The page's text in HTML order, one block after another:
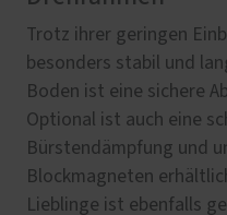
Trotz ihrer geringen
besonders stabil und
Boden ist eine sichere
Optional ist auch eine
Bürstendämpfung und
Blockmagneten
Lieblinge ist ebenfalls